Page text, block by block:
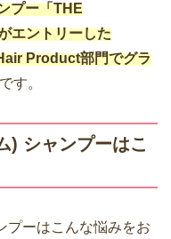
プー「THE
エントリーした
Product部門でグラ
す。
) シャンプーはこ
プーはこんな悩みをお